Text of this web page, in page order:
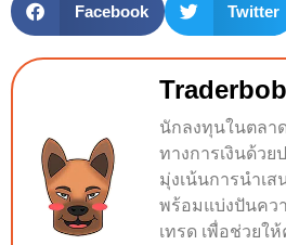
Facebook Twitter
นักลงทุนในตลา
ทางการเงินด้ว
มุ่งเน้นการนำเส
พร้อมแบ่งปันคว
เทรด เพื่อช่วยใ